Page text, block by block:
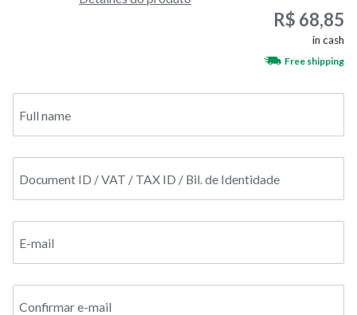
R$ 68,85
in cash
Free shipping
Full name
Document ID / VAT / TAX ID / Bil. de Identidade
E-mail
Confirmar e-mail